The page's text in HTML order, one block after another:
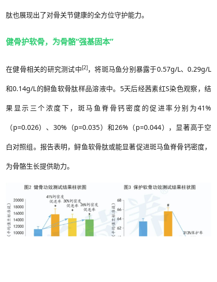
肽也展现出了对骨关节健康的全方位守护能力。
健骨护软骨，为骨骼“强基固本”
在健骨相关的研究测试中[2]，将斑马鱼分别暴露于0.57g/L、 0.29g/L
和0.14g/L的鲟鱼软骨肽样品溶液中。 5天后经茜素红S染色观察，结
果显示三个浓度下，斑马鱼脊骨钙密度的促进率分别为41%
（p=0.026）、 30% （p=0.035）和26% （p=0.044），显著高于空
白对照组。报告表明，鲟鱼软骨肽或能显著促进斑马鱼脊骨钙密度，
为骨骼生长提供助力。